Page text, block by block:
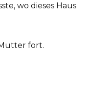
wo dieses Haus
fort.